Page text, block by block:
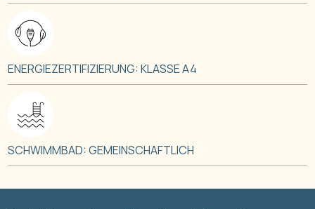
ENERGIEZERTIFIZIERUNG: KLASSE A4
SCHWIMMBAD: GEMEINSCHAFTLICH